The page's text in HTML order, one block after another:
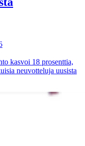
kasvoi 18 prosenttia,
neuvotteluja uusista